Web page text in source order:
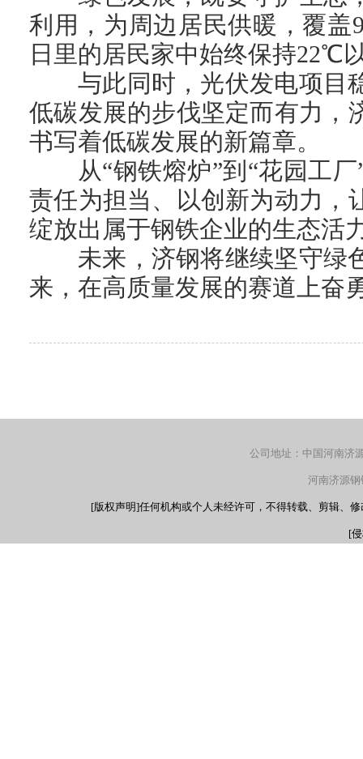
利用，为周边居民供暖，覆盖
日里的居民家中始终保持22℃
与此同时，光伏发电项目
低碳发展的步伐坚定而有力，
书写着低碳发展的新篇章。
从“钢铁熔炉”到“花园工
责任为担当、以创新为动力，
绽放出属于钢铁企业的生态活
未来，济钢将继续坚守绿
来，在高质量发展的赛道上奋
公司地址：中国河南
河南济源
[版权声明]任何机构或个人未经许可，不得转载、剪辑、
[